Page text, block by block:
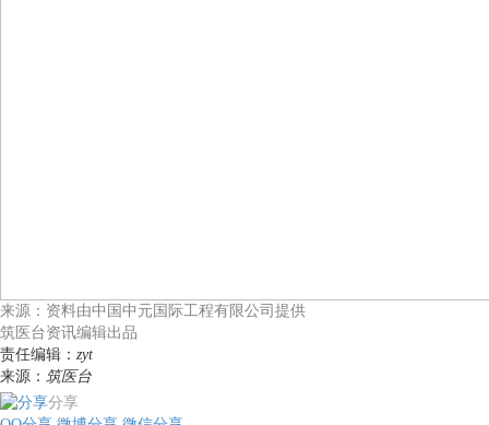
来源：资料由中国中元国际工程有限公司提供
筑医台资讯编辑出品
责任编辑： zyt
来源： 筑医台
分享